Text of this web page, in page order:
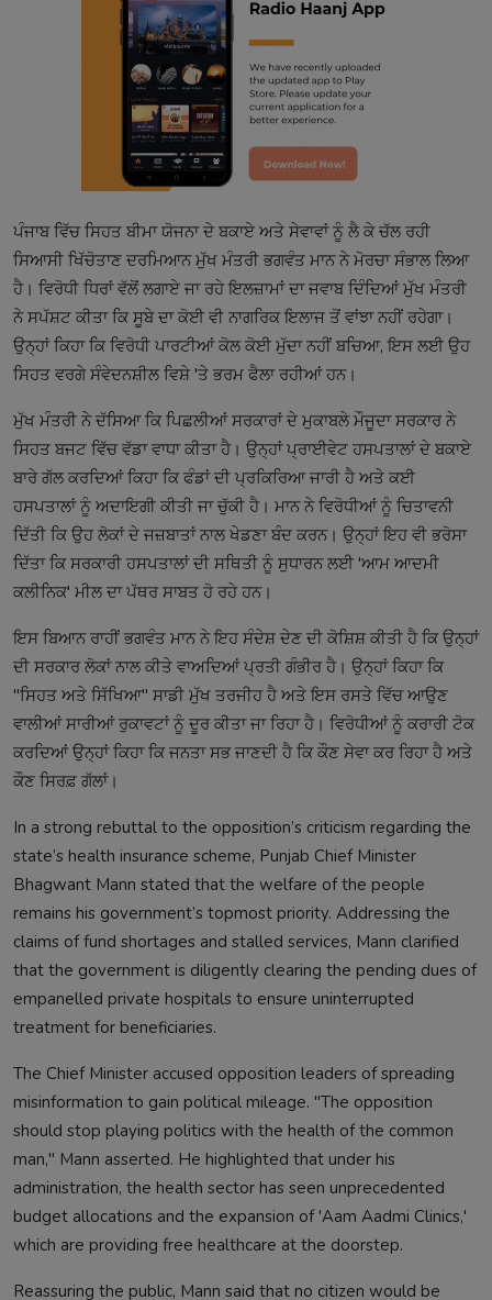
ਪੰਜਾਬ ਵਿੱਚ ਸਿਹਤ ਬੀਮਾ ਯੋਜਨਾ ਦੇ ਬਕਾਏ ਅਤੇ ਸੇਵਾਵਾਂ ਨੂੰ ਲੈ ਕੇ ਚੱਲ ਰਹੀ
ਸਿਆਸੀ ਖਿੱਚੋਤਾਣ ਦਰਮਿਆਨ ਮੁੱਖ ਮੰਤਰੀ ਭਗਵੰਤ ਮਾਨ ਨੇ ਮੋਰਚਾ ਸੰਭਾਲ ਲਿਆ
ਹੈ। ਵਿਰੋਧੀ ਧਿਰਾਂ ਵੱਲੋਂ ਲਗਾਏ ਜਾ ਰਹੇ ਇਲਜ਼ਾਮਾਂ ਦਾ ਜਵਾਬ ਦਿੰਦਿਆਂ ਮੁੱਖ ਮੰਤਰੀ
ਨੇ ਸਪੱਸ਼ਟ ਕੀਤਾ ਕਿ ਸੂਬੇ ਦਾ ਕੋਈ ਵੀ ਨਾਗਰਿਕ ਇਲਾਜ ਤੋਂ ਵਾਂਝਾ ਨਹੀਂ ਰਹੇਗਾ।
ਉਨ੍ਹਾਂ ਕਿਹਾ ਕਿ ਵਿਰੋਧੀ ਪਾਰਟੀਆਂ ਕੋਲ ਕੋਈ ਮੁੱਦਾ ਨਹੀਂ ਬਚਿਆ, ਇਸ ਲਈ ਉਹ
ਸਿਹਤ ਵਰਗੇ ਸੰਵੇਦਨਸ਼ੀਲ ਵਿਸ਼ੇ 'ਤੇ ਭਰਮ ਫੈਲਾ ਰਹੀਆਂ ਹਨ।
ਮੁੱਖ ਮੰਤਰੀ ਨੇ ਦੱਸਿਆ ਕਿ ਪਿਛਲੀਆਂ ਸਰਕਾਰਾਂ ਦੇ ਮੁਕਾਬਲੇ ਮੌਜੂਦਾ ਸਰਕਾਰ ਨੇ
ਸਿਹਤ ਬਜਟ ਵਿੱਚ ਵੱਡਾ ਵਾਧਾ ਕੀਤਾ ਹੈ। ਉਨ੍ਹਾਂ ਪ੍ਰਾਈਵੇਟ ਹਸਪਤਾਲਾਂ ਦੇ ਬਕਾਏ
ਬਾਰੇ ਗੱਲ ਕਰਦਿਆਂ ਕਿਹਾ ਕਿ ਫੰਡਾਂ ਦੀ ਪ੍ਰਕਿਰਿਆ ਜਾਰੀ ਹੈ ਅਤੇ ਕਈ
ਹਸਪਤਾਲਾਂ ਨੂੰ ਅਦਾਇਗੀ ਕੀਤੀ ਜਾ ਚੁੱਕੀ ਹੈ। ਮਾਨ ਨੇ ਵਿਰੋਧੀਆਂ ਨੂੰ ਚਿਤਾਵਨੀ
ਦਿੱਤੀ ਕਿ ਉਹ ਲੋਕਾਂ ਦੇ ਜਜ਼ਬਾਤਾਂ ਨਾਲ ਖੇਡਣਾ ਬੰਦ ਕਰਨ। ਉਨ੍ਹਾਂ ਇਹ ਵੀ ਭਰੋਸਾ
ਦਿੱਤਾ ਕਿ ਸਰਕਾਰੀ ਹਸਪਤਾਲਾਂ ਦੀ ਸਥਿਤੀ ਨੂੰ ਸੁਧਾਰਨ ਲਈ 'ਆਮ ਆਦਮੀ
ਕਲੀਨਿਕ' ਮੀਲ ਦਾ ਪੱਥਰ ਸਾਬਤ ਹੋ ਰਹੇ ਹਨ।
ਇਸ ਬਿਆਨ ਰਾਹੀਂ ਭਗਵੰਤ ਮਾਨ ਨੇ ਇਹ ਸੰਦੇਸ਼ ਦੇਣ ਦੀ ਕੋਸ਼ਿਸ਼ ਕੀਤੀ ਹੈ ਕਿ ਉਨ੍ਹਾਂ
ਦੀ ਸਰਕਾਰ ਲੋਕਾਂ ਨਾਲ ਕੀਤੇ ਵਾਅਦਿਆਂ ਪ੍ਰਤੀ ਗੰਭੀਰ ਹੈ। ਉਨ੍ਹਾਂ ਕਿਹਾ ਕਿ
"ਸਿਹਤ ਅਤੇ ਸਿੱਖਿਆ" ਸਾਡੀ ਮੁੱਖ ਤਰਜੀਹ ਹੈ ਅਤੇ ਇਸ ਰਸਤੇ ਵਿੱਚ ਆਉਣ
ਵਾਲੀਆਂ ਸਾਰੀਆਂ ਰੁਕਾਵਟਾਂ ਨੂੰ ਦੂਰ ਕੀਤਾ ਜਾ ਰਿਹਾ ਹੈ। ਵਿਰੋਧੀਆਂ ਨੂੰ ਕਰਾਰੀ ਟੋਕ
ਕਰਦਿਆਂ ਉਨ੍ਹਾਂ ਕਿਹਾ ਕਿ ਜਨਤਾ ਸਭ ਜਾਣਦੀ ਹੈ ਕਿ ਕੌਣ ਸੇਵਾ ਕਰ ਰਿਹਾ ਹੈ ਅਤੇ
ਕੌਣ ਸਿਰਫ਼ ਗੱਲਾਂ।
In a strong rebuttal to the opposition’s criticism regarding the
state’s health insurance scheme, Punjab Chief Minister
Bhagwant Mann stated that the welfare of the people
remains his government’s topmost priority. Addressing the
claims of fund shortages and stalled services, Mann clarified
that the government is diligently clearing the pending dues of
empanelled private hospitals to ensure uninterrupted
treatment for beneficiaries.
The Chief Minister accused opposition leaders of spreading
misinformation to gain political mileage. "The opposition
should stop playing politics with the health of the common
man," Mann asserted. He highlighted that under his
administration, the health sector has seen unprecedented
budget allocations and the expansion of 'Aam Aadmi Clinics,'
which are providing free healthcare at the doorstep.
Reassuring the public, Mann said that no citizen would be